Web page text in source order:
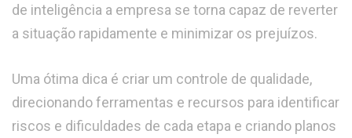
de inteligência a empresa se torna capaz de reverter
a situação rapidamente e minimizar os prejuízos.
Uma ótima dica é criar um controle de qualidade,
direcionando ferramentas e recursos para identificar
riscos e dificuldades de cada etapa e criando planos